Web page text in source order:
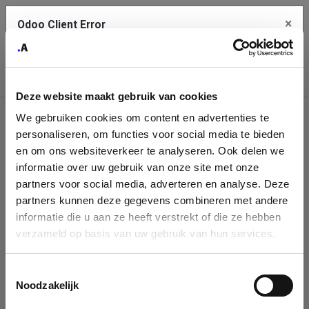
Deze website maakt gebruik van cookies
We gebruiken cookies om content en advertenties te
personaliseren, om functies voor social media te bieden
en om ons websiteverkeer te analyseren. Ook delen we
informatie over uw gebruik van onze site met onze
partners voor social media, adverteren en analyse. Deze
partners kunnen deze gegevens combineren met andere
informatie die u aan ze heeft verstrekt of die ze hebben
verzameld op basis van uw gebruik van hun services.
Noodzakelijk
Company
Identification
Please fill in your company details
You can search a company in our database by name, VAT or
enterprise ID. When a company is selected it will auto-complete the
form. If you don't find your company in our database, you can create
Odoo Client Error ×
service.
See details
Ok